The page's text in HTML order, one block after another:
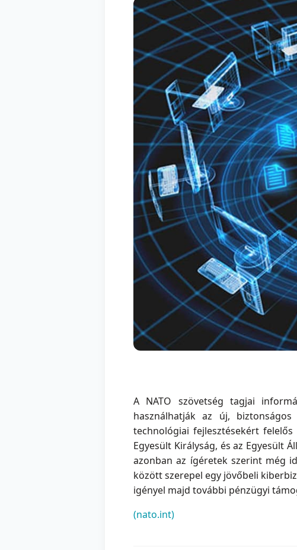
A NATO szövetség tagjai
használhatják az új,
technológiai fejlesztésekért felelős
Egyesült Királyság, és az Egyesült
azonban az ígéretek szerint még
között szerepel egy jövőbeli
igényel majd további pénzügyi
(nato.int)